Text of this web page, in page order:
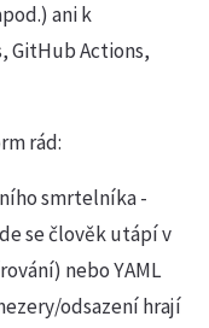
ani k
GitHub Actions,
rád:
smrtelníka -
se člověk utápí v
nebo YAML
odsazení hrají